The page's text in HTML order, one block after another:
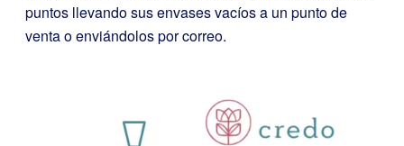
puntos llevando sus envases vacíos a un punto de
venta o enviándolos por correo.